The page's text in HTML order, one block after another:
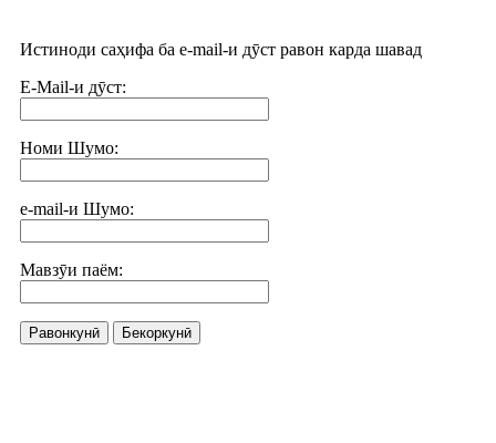
Истиноди саҳифа ба e-mail-и дӯст равон карда шавад
E-Mail-и дӯст:
Номи Шумо:
e-mail-и Шумо:
Мавзӯи паём:
Равонкунӣ Бекоркунӣ